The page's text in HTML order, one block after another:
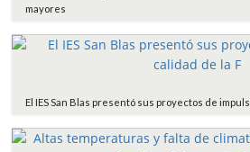
mayores
El IES San Blas presentó sus proyectos de